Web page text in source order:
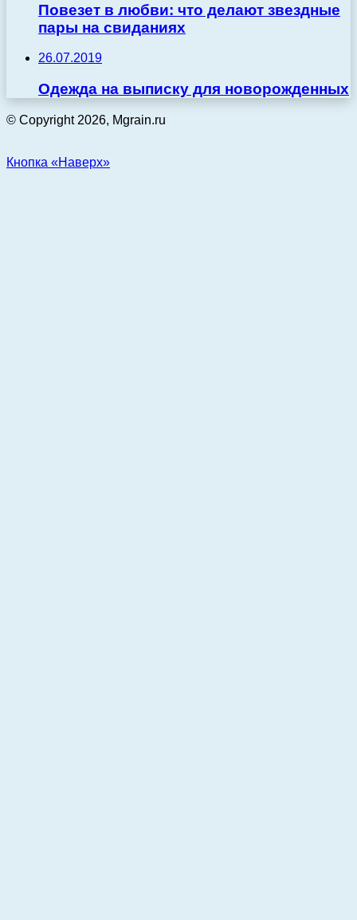
Повезет в любви: что делают звездные
пары на свиданиях
26.07.2019
Одежда на выписку для новорожденных
© Copyright 2026, Mgrain.ru
Кнопка «Наверх»